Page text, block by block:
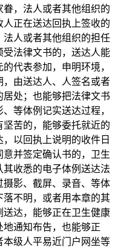
，法人或者其他组织的
正在送达回执上签收的
法人或者其他组织的担任
法律文书的，送达人能
代表参加，申明环境，
由送达人、人签名或者
处；也能够把法律文书
等体例记实送达过程，
苦的，能够委托就近的
以回执上说明的收件日
并签定确认书的，卫生
收悉的电子体例送达法
影、截屏、录音、等体
不明，或者用本章的其
达，能够正在卫生健康
通知布告，也能够正
级人平易近门户网坐等